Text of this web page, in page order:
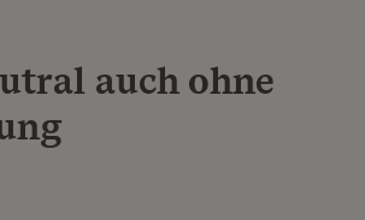
auch ohne